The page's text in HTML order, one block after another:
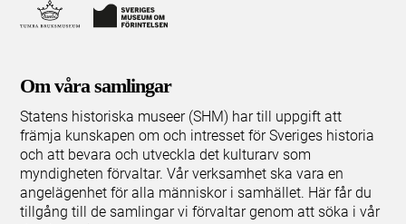
Om våra samlingar
Statens historiska museer (SHM) har till uppgift att
främja kunskapen om och intresset för Sveriges historia
och att bevara och utveckla det kulturarv som
myndigheten förvaltar. Vår verksamhet ska vara en
angelägenhet för alla människor i samhället. Här får du
tillgång till de samlingar vi förvaltar genom att söka i vår